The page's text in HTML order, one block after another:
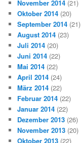
November 2014 (21)
Oktober 2014 (20)
September 2014 (21)
August 2014 (23)
Juli 2014 (20)
Juni 2014 (22)
Mai 2014 (22)
April 2014 (24)
März 2014 (22)
Februar 2014 (22)
Januar 2014 (22)
Dezember 2013 (26)
November 2013 (20)
Oktober 2013 (22)